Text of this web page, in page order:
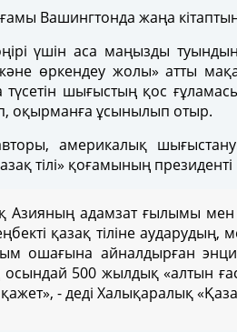
үшін аса маңызды
өркендеу жолы» атты
түсетін шығыстың қос
оқырманға ұсынылып отыр.
америкалық
тілі» қоғамының
Азияның адамзат ғылымы мен
қазақ тіліне
ошағына айналдырған
500 жылдық «алтын
қажет», - деді Халықаралық